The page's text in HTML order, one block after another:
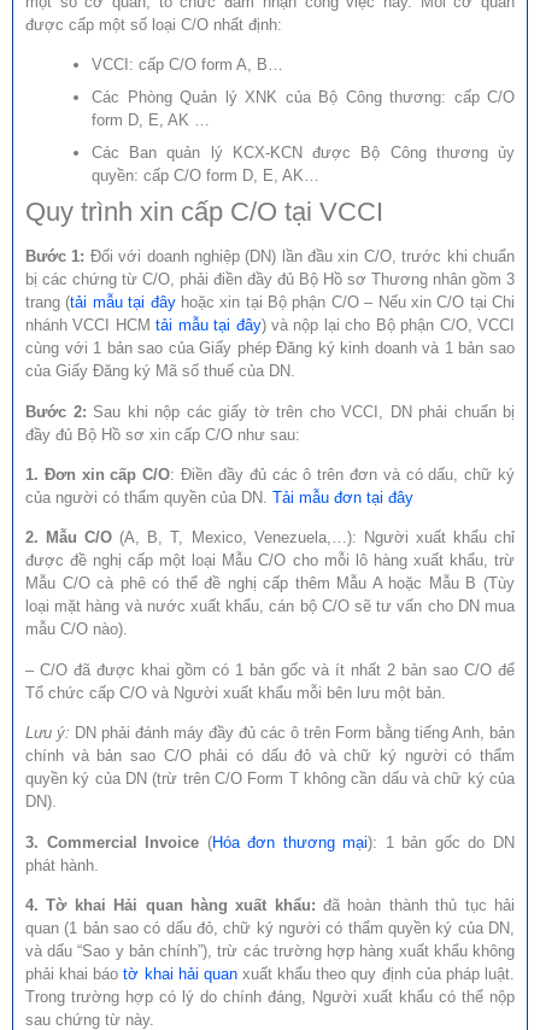
được cấp một số loại C/O nhất định:
VCCI: cấp C/O form A, B…
Các Phòng Quản lý XNK của Bộ Công thương: cấp C/O
form D, E, AK …
Các Ban quản lý KCX-KCN được Bộ Công thương ủy
quyền: cấp C/O form D, E, AK…
Quy trình xin cấp C/O tại VCCI
Bước 1: Đối với doanh nghiệp (DN) lần đầu xin C/O, trước khi chuẩn
bị các chứng từ C/O, phải điền đầy đủ Bộ Hồ sơ Thương nhân gồm 3
trang (tải mẫu tại đâyhoặc xin tại Bộ phận C/O – Nếu xin C/O tại Chi
nhánh VCCI HCMtải mẫu tại đây) và nộp lại cho Bộ phận C/O, VCCI
cùng với 1 bản sao của Giấy phép Đăng ký kinh doanh và 1 bản sao
của Giấy Đăng ký Mã số thuế của DN.
Bước 2: Sau khi nộp các giấy tờ trên cho VCCI, DN phải chuẩn bị
đầy đủ Bộ Hồ sơ xin cấp C/O như sau:
1. Đơn xin cấp C/O: Điền đầy đủ các ô trên đơn và có dấu, chữ ký
của người có thẩm quyền của DN. Tải mẫu đơn tại đây
2. Mẫu C/O (A, B, T, Mexico, Venezuela,…): Người xuất khẩu chỉ
được đề nghị cấp một loại Mẫu C/O cho mỗi lô hàng xuất khẩu, trừ
Mẫu C/O cà phê có thể đề nghị cấp thêm Mẫu A hoặc Mẫu B (Tùy
loại mặt hàng và nước xuất khẩu, cán bộ C/O sẽ tư vấn cho DN mua
mẫu C/O nào).
– C/O đã được khai gồm có 1 bản gốc và ít nhất 2 bản sao C/O để
Tổ chức cấp C/O và Người xuất khẩu mỗi bên lưu một bản.
Lưu ý: DN phải đánh máy đầy đủ các ô trên Form bằng tiếng Anh, bản
chính và bản sao C/O phải có dấu đỏ và chữ ký người có thẩm
quyền ký của DN (trừ trên C/O Form T không cần dấu và chữ ký của
DN).
3. Commercial Invoice (Hóa đơn thương mại): 1 bản gốc do DN
phát hành.
4. Tờ khai Hải quan hàng xuất khẩu: đã hoàn thành thủ tục hải
quan (1 bản sao có dấu đỏ, chữ ký người có thẩm quyền ký của DN,
và dấu “Sao y bản chính”), trừ các trường hợp hàng xuất khẩu không
phải khai báotờ khai hải quanxuất khẩu theo quy định của pháp luật.
Trong trường hợp có lý do chính đáng, Người xuất khẩu có thể nộp
sau chứng từ này.